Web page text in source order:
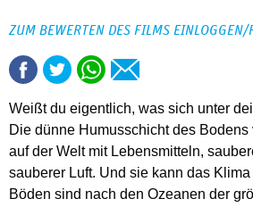
ZUM BEWERTEN DES FILMS EINLOGGEN/
Weißt du eigentlich, was sich unter
Die dünne Humusschicht des
auf der Welt mit Lebensmitteln,
sauberer Luft. Und sie kann das
Böden sind nach den Ozeanen der